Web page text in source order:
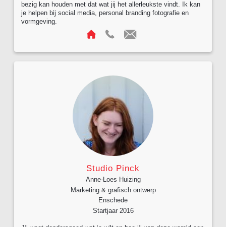
bezig kan houden met dat wat jij het allerleukste vindt. Ik kan
je helpen bij social media, personal branding fotografie en
vormgeving.
Studio Pinck
Anne-Loes Huizing
Marketing & grafisch ontwerp
Enschede
Startjaar 2016